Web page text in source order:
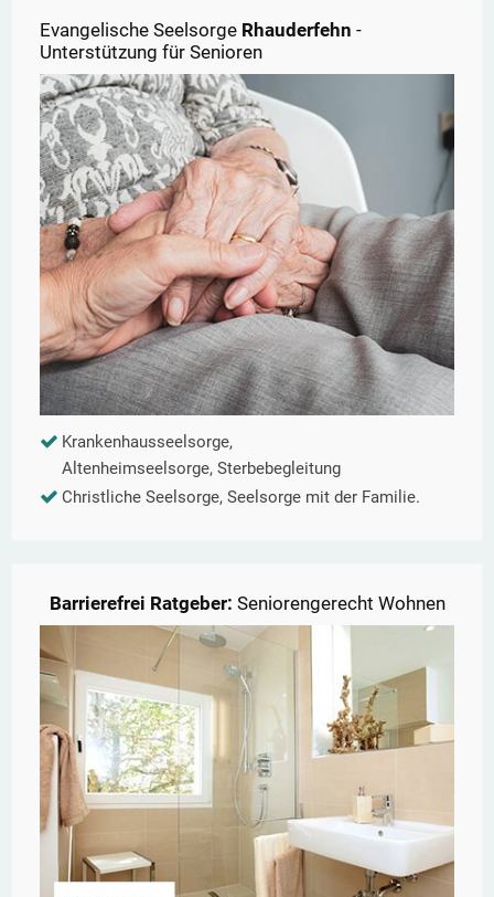
Evangelische Seelsorge Rhauderfehn -
Unterstützung für Senioren
Krankenhausseelsorge,
Altenheimseelsorge, Sterbebegleitung
Christliche Seelsorge, Seelsorge mit der Familie.
Barrierefrei Ratgeber: Seniorengerecht Wohnen